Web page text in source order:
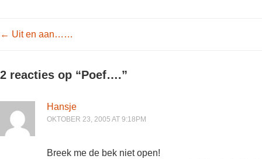
Post navigation
← Uit en aan……
2 reacties op “Poef….”
Hansje
OKTOBER 23, 2005 AT 9:18PM
Breek me de bek niet open!